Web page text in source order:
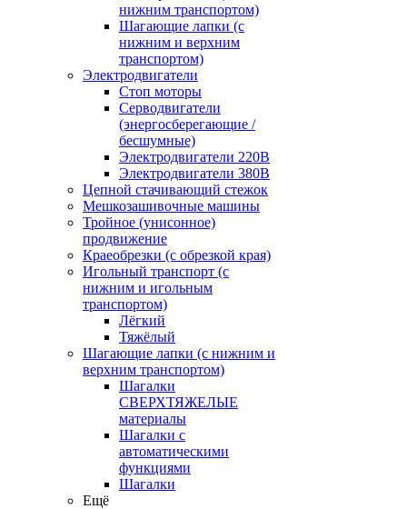
нижним транспортом)
Шагающие лапки (с
нижним и верхним
транспортом)
Электродвигатели
Стоп моторы
Серводвигатели
(энергосберегающие /
бесшумные)
Электродвигатели 220В
Электродвигатели 380В
Цепной стачивающий стежок
Мешкозашивочные машины
Тройное (унисонное)
продвижение
Краеобрезки (с обрезкой края)
Игольный транспорт (с
нижним и игольным
транспортом)
Лёгкий
Тяжёлый
Шагающие лапки (с нижним и
верхним транспортом)
Шагалки
СВЕРХТЯЖЕЛЫЕ
материалы
Шагалки с
автоматическими
функциями
Шагалки
Ещё